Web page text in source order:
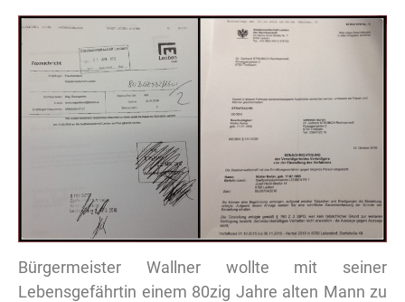
Bürgermeister Wallner wollte mit seiner
Lebensgefährtin einem 80zig Jahre alten Mann zu